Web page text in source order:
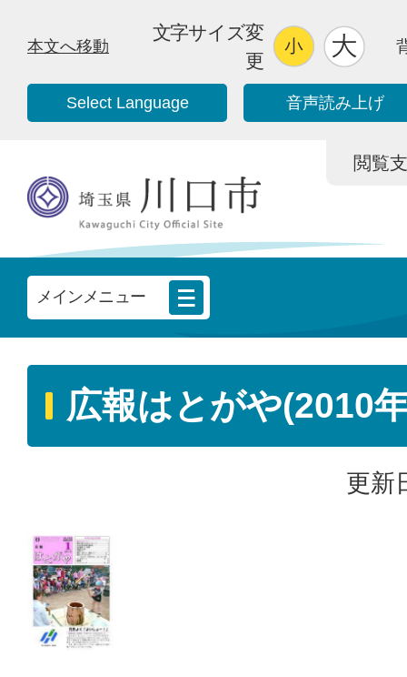
本文へ移動
文字サイズ変
更
Select Language 音声読み上げ
閲覧
メインメニュー
広報はとがや(2010
更新